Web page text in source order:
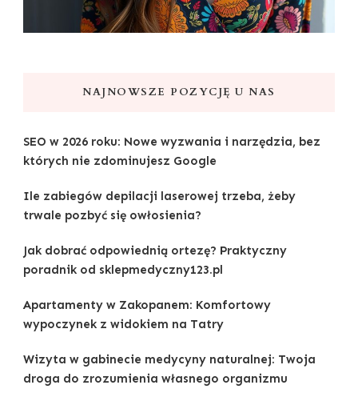
NAJNOWSZE POZYCJĘ U NAS
SEO w 2026 roku: Nowe wyzwania i narzędzia, bez
których nie zdominujesz Google
Ile zabiegów depilacji laserowej trzeba, żeby
trwale pozbyć się owłosienia?
Jak dobrać odpowiednią ortezę? Praktyczny
poradnik od sklepmedyczny123.pl
Apartamenty w Zakopanem: Komfortowy
wypoczynek z widokiem na Tatry
Wizyta w gabinecie medycyny naturalnej: Twoja
droga do zrozumienia własnego organizmu